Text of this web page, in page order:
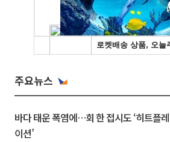
주요뉴스
바다 태운 폭염에…회 한 접시도 ‘히트플레
이션’